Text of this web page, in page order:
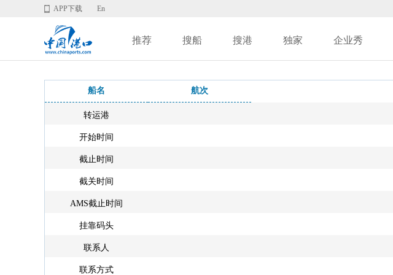
APP下载 En
推荐 搜船 搜港 独家 企业秀
船名 航次
转运港
开始时间
截止时间
截关时间
AMS截止时间
挂靠码头
联系人
联系方式